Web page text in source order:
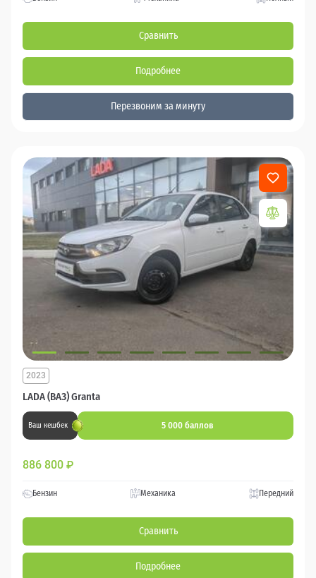
Сравнить
Подробнее
Перезвоним за минуту
LADA (ВАЗ) Granta
2023
Ваш кешбек 5 000 баллов
886 800 ₽
Бензин Механика Передний
Сравнить
Подробнее